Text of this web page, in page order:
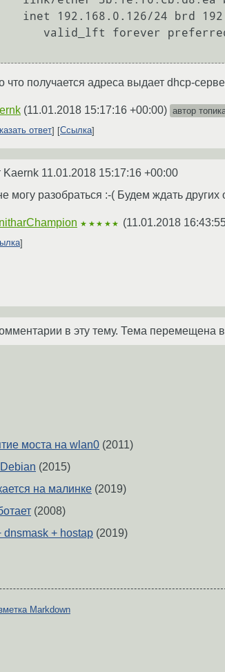
что получается адреса выдает dhcp-
(11.01.2018 15:17:16 +00:00) автор
ответ
Ссылка
Kaernk 11.01.2018 15:17:16 +00:00
могу разобраться :-( Будем ждать других
★★★★★ (11.01.2018
в эту тему. Тема перемещена
моста на wlan0 (2011)
(2015)
на малинке (2019)
(2008)
dnsmask + hostap (2019)
Markdown